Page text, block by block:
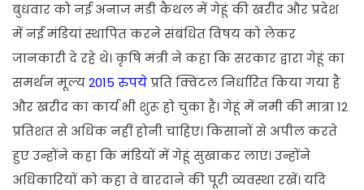
बुधवार को नई अनाज मंडी कैथल में गेहूं की खरीद और प्रदेश
में नई मंडियां स्थापित करने संबंधित विषय को लेकर
जानकारी दे रहे थे।कृषि मंत्री ने कहा कि सरकार द्वारा गेहूं का
समर्थन मूल्य2015 रुपयेप्रति क्विंटल निर्धारित किया गया है
और खरीद का कार्य भी शुरू हो चुका है। गेहूं में नमी की मात्रा 12
प्रतिशत से अधिक नहीं होनी चाहिए। किसानों से अपील करते
हुए उन्होंने कहा कि मंडियों में गेहूं सुखाकर लाएं। उन्होंने
अधिकारियों को कहा वे बारदाने की पूरी व्यवस्था रखें। यदि